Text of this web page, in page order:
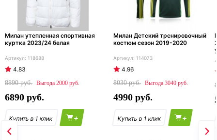
Милан утепленная спортивная
куртка 2023/24 белая
118688
4.83
8890
2000
6890
+
Милан Детский тренировочный
костюм сезон 2019-2020
114073
4.96
8030
3040
4990
+